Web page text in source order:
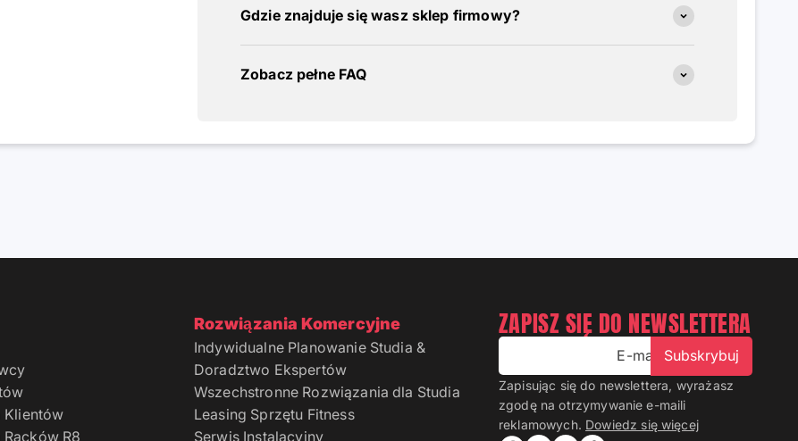
Gdzie znajduje się wasz sklep firmowy?
Zobacz pełne FAQ
Klientów
R8
Rozwiązania Komercyjne
Indywidualne Planowanie Studia &
Doradztwo Ekspertów
Wszechstronne Rozwiązania dla Studia
Leasing Sprzętu Fitness
Serwis Instalacyjny
ZAPISZ SIĘ DO NEWSLETTERA
E-mail Subskrybuj
Zapisując się do newslettera, wyrażasz
zgodę na otrzymywanie e-maili
reklamowych. Dowiedz się więcej